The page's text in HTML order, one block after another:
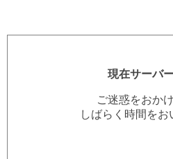
現在サーバ
ご迷惑をおか
しばらく時間を